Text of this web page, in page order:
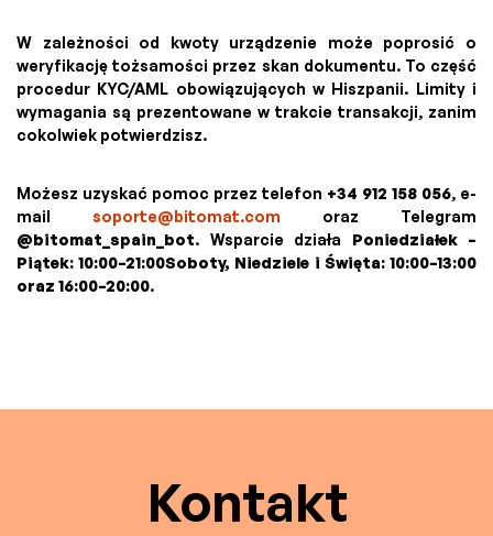
W zależności od kwoty urządzenie może poprosić o
weryfikację tożsamości przez skan dokumentu. To część
procedur KYC/AML obowiązujących w Hiszpanii. Limity i
wymagania są prezentowane w trakcie transakcji, zanim
cokolwiek potwierdzisz.
Możesz uzyskać pomoc przez telefon +34 912 158 056, e-
mail soporte@bitomat.com oraz Telegram
@bitomat_spain_bot. Wsparcie działa Poniedziałek –
Piątek: 10:00–21:00Soboty, Niedziele i Święta: 10:00–13:00
oraz 16:00–20:00.
Kontakt